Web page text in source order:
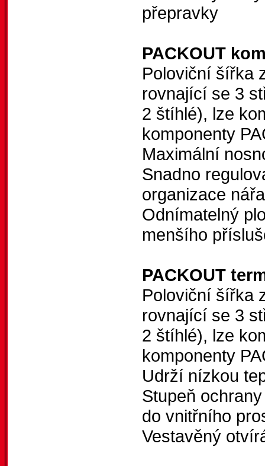
přepravky
PACKOUT
Poloviční šířka
rovnající se 3
2 štíhlé), lze
komponenty
Maximální
Snadno
organizace
Odnímatelný
menšího
PACKOUT
Poloviční šířka
rovnající se 3
2 štíhlé), lze
komponenty
Udrží nízkou
Stupeň
do vnitřního
Vestavěný